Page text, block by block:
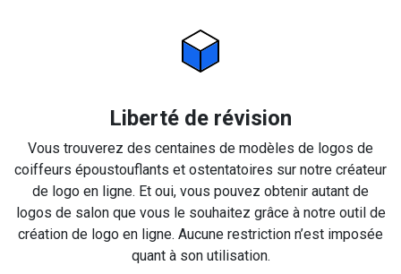
Liberté de révision
Vous trouverez des centaines de modèles de logos de
coiffeurs époustouflants et ostentatoires sur notre créateur
de logo en ligne. Et oui, vous pouvez obtenir autant de
logos de salon que vous le souhaitez grâce à notre outil de
création de logo en ligne. Aucune restriction n’est imposée
quant à son utilisation.